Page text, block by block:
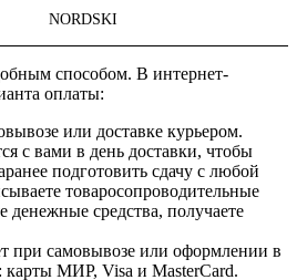
NORDSKI
способом. В интернет-
оплаты:
или доставке курьером.
с вами в день доставки, чтобы
подготовить сдачу с любой
товаросопроводительные
денежные средства, получаете
при самовывозе или оформлении в
карты МИР, Visa и MasterCard.